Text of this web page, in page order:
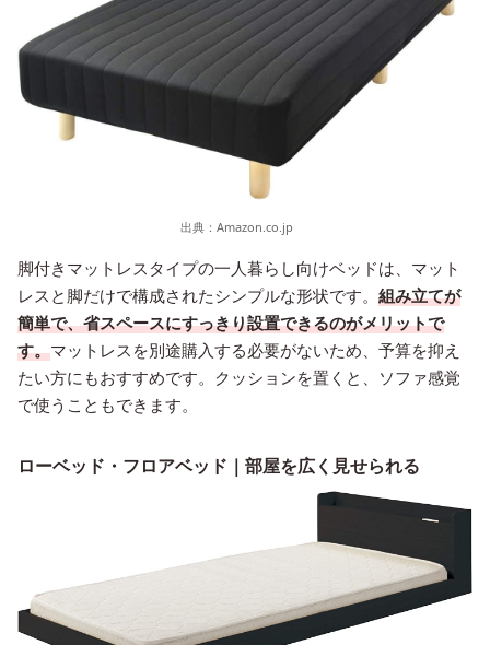
出典： Amazon.co.jp
脚付きマットレスタイプの一人暮らし向けベッドは、マット
レスと脚だけで構成されたシンプルな形状です。 組み立てが
簡単で、省スペースにすっきり設置できるのがメリットで
す。マットレスを別途購入する必要がないため、予算を抑え
たい方にもおすすめです。クッションを置くと、ソファ感覚
で使うこともできます。
ローベッド・フロアベッド｜部屋を広く見せられる